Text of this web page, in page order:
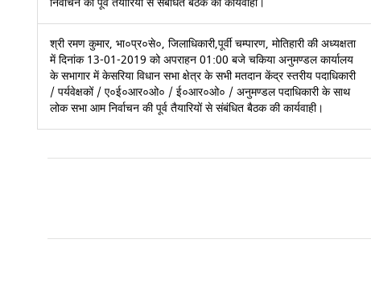
श्री रमण कुमार, भा०प्र०से०, जिलाधिकारी,पूर्वी चम्पारण, मोतिहारी की अध्यक्षता
में दिनांक 13-01-2019 को अपराहन 01:00 बजे चकिया अनुमण्डल कार्यालय
के सभागार में केसरिया विधान सभा क्षेत्र के सभी मतदान केंद्र स्तरीय पदाधिकारी
/ पर्यवेक्षकों / ए०ई०आर०ओ० / ई०आर०ओ० / अनुमण्डल पदाधिकारी के साथ
लोक सभा आम निर्वाचन की पूर्व तैयारियों से संबंधित बैठक की कार्यवाही।